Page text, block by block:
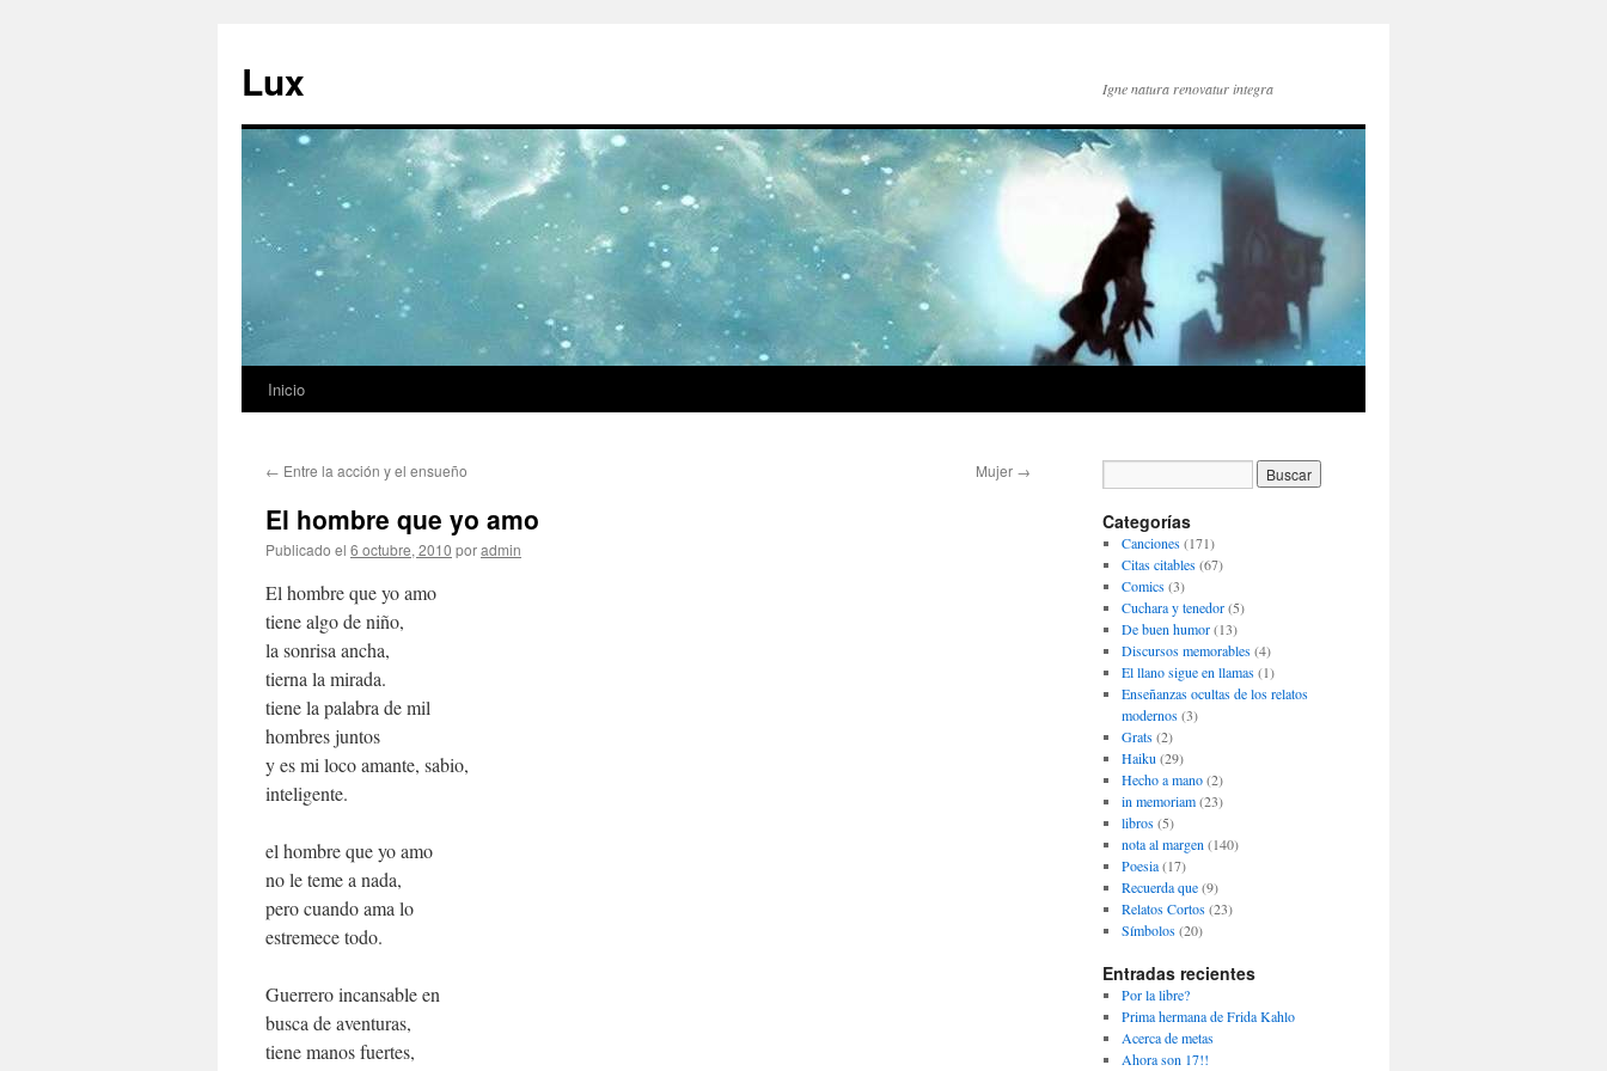
contenido
Lux Igne natura renovatur integra
Inicio
← Entre la acción y el ensueño Mujer →
El hombre que yo amo
Publicado el 6 octubre, 2010 poradmin
El hombre que yo amo
tiene algo de niño,
la sonrisa ancha,
tierna la mirada.
tiene la palabra de mil
hombres juntos
y es mi loco amante, sabio,
inteligente.
el hombre que yo amo
no le teme a nada,
pero cuando ama lo
estremece todo.
Guerrero incansable en
busca de aventuras,
tiene manos fuertes,
Categorías
Canciones(171)
Citas citables(67)
Comics(3)
Cuchara y tenedor(5)
De buen humor(13)
Discursos memorables(4)
El llano sigue en llamas(1)
Enseñanzas ocultas de los relatos
modernos(3)
Grats(2)
Haiku (29)
Hecho a mano(2)
in memoriam(23)
libros(5)
nota al margen (140)
Poesia(17)
Recuerda que(9)
Relatos Cortos(23)
Símbolos(20)
Entradas recientes
Por la libre?
Prima hermana de Frida Kahlo
Acerca de metas
Ahora son 17!!